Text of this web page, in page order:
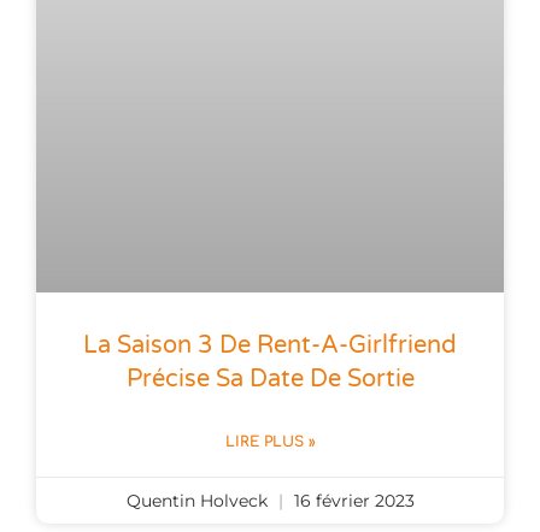
La Saison 3 De Rent-A-Girlfriend
Précise Sa Date De Sortie
LIRE PLUS »
Quentin Holveck 16 février 2023